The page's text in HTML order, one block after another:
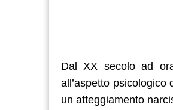
Dal XX secolo ad
all’aspetto
un atteggiamento